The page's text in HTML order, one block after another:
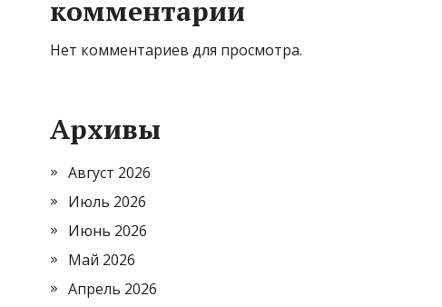
комментарии
Нет комментариев для просмотра.
Архивы
Август 2026
Июль 2026
Июнь 2026
Май 2026
Апрель 2026